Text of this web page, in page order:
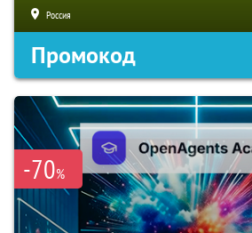
Россия
Промокод
-70%